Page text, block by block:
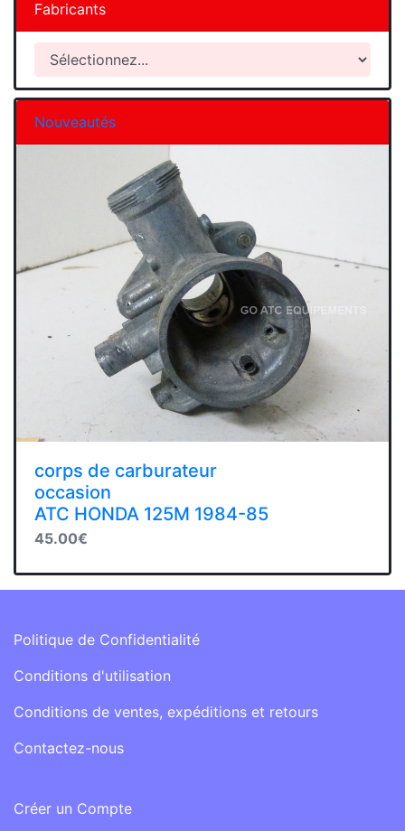
Fabricants
Nouveautés
corps de carburateur
occasion
ATC HONDA 125M 1984-85
45.00€
Politique de Confidentialité
Conditions d'utilisation
Conditions de ventes, expéditions et retours
Contactez-nous
Créer un Compte